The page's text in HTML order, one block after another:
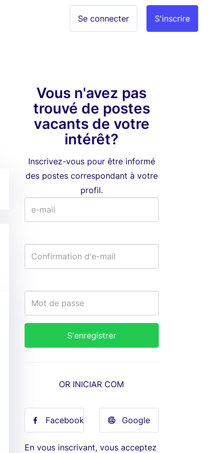
S'inscrire
Se connecter
Vous n'avez pas
trouvé de postes
vacants de votre
intérêt?
Inscrivez-vous pour être informé
des postes correspondant à votre
profil.
OR INICIAR COM
Facebook Google
En vous inscrivant, vous acceptez